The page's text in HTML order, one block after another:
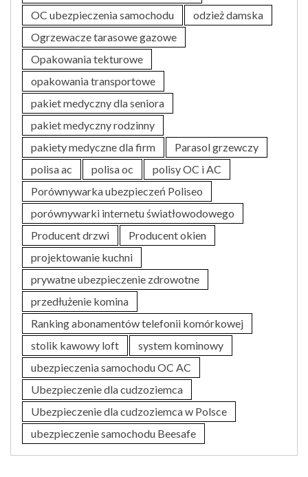
OC ubezpieczenia samochodu
odzież damska
Ogrzewacze tarasowe gazowe
Opakowania tekturowe
opakowania transportowe
pakiet medyczny dla seniora
pakiet medyczny rodzinny
pakiety medyczne dla firm
Parasol grzewczy
polisa ac
polisa oc
polisy OC i AC
Porównywarka ubezpieczeń Poliseo
porównywarki internetu światłowodowego
Producent drzwi
Producent okien
projektowanie kuchni
prywatne ubezpieczenie zdrowotne
przedłużenie komina
Ranking abonamentów telefonii komórkowej
stolik kawowy loft
system kominowy
ubezpieczenia samochodu OC AC
Ubezpieczenie dla cudzoziemca
Ubezpieczenie dla cudzoziemca w Polsce
ubezpieczenie samochodu Beesafe